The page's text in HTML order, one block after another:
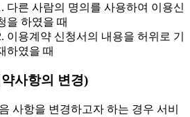
다른 사람의 명의를 사용하여 이용신
을 하였을 때
이용계약 신청서의 내용을 허위로 기
하였을 때
사항의 변경)
사항을 변경하고자 하는 경우 서비